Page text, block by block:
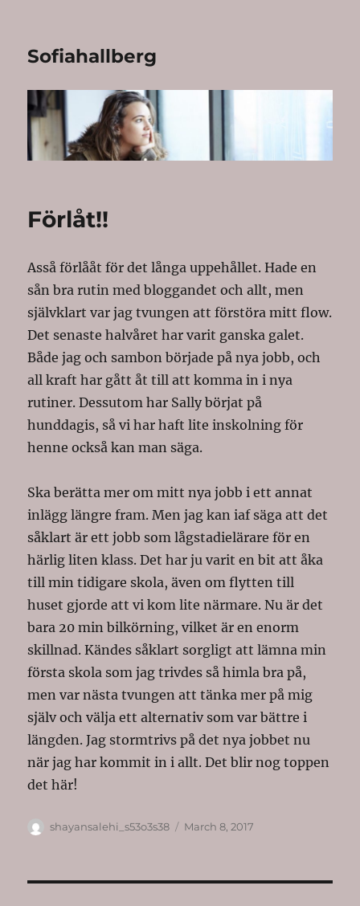
Sofiahallberg
Förlåt!!
Asså förlååt för det långa uppehållet. Hade en
sån bra rutin med bloggandet och allt, men
självklart var jag tvungen att förstöra mitt flow.
Det senaste halvåret har varit ganska galet.
Både jag och sambon började på nya jobb, och
all kraft har gått åt till att komma in i nya
rutiner. Dessutom har Sally börjat på
hunddagis, så vi har haft lite inskolning för
henne också kan man säga.
Ska berätta mer om mitt nya jobb i ett annat
inlägg längre fram. Men jag kan iaf säga att det
såklart är ett jobb som lågstadielärare för en
härlig liten klass. Det har ju varit en bit att åka
till min tidigare skola, även om flytten till
huset gjorde att vi kom lite närmare. Nu är det
bara 20 min bilkörning, vilket är en enorm
skillnad. Kändes såklart sorgligt att lämna min
första skola som jag trivdes så himla bra på,
men var nästa tvungen att tänka mer på mig
själv och välja ett alternativ som var bättre i
längden. Jag stormtrivs på det nya jobbet nu
när jag har kommit in i allt. Det blir nog toppen
det här!
Author
shayansalehi_s53o3s38
Posted
March 8, 2017